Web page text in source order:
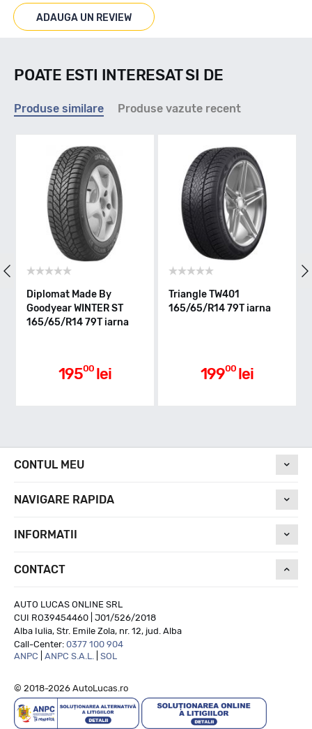
Marcat M+S
Indice viteza
T - max 190km/h
Indice greutate
E
Aderenta pe carosabil ud
Nivel de zgomot
71
ADAUGA UN REVIEW
POATE ESTI INTERESAT SI DE
Produse similare Produse vazute recent
Diplomat Made By
Goodyear WINTER ST
165/65/R14 79T iarna
19500 lei
Triangle TW401
165/65/R14 79T iarna
19900 lei
CONTUL MEU
NAVIGARE RAPIDA
INFORMATII
CONTACT
AUTO LUCAS ONLINE SRL
CUI RO39454460 | J01/526/2018
Alba Iulia, Str. Emile Zola, nr. 12, jud. Alba
Call-Center: 0377 100 904
ANPC
ANPC S.A.L. SOL
© 2018-2026 AutoLucas.ro